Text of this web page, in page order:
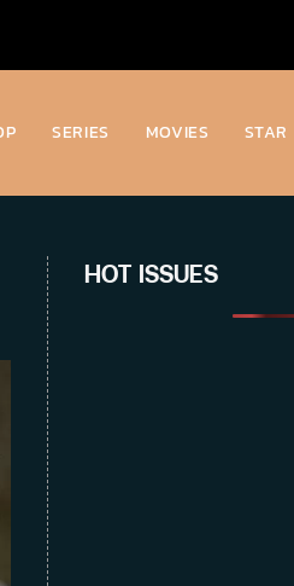
SERIES MOVIES STAR
HOT ISSUES